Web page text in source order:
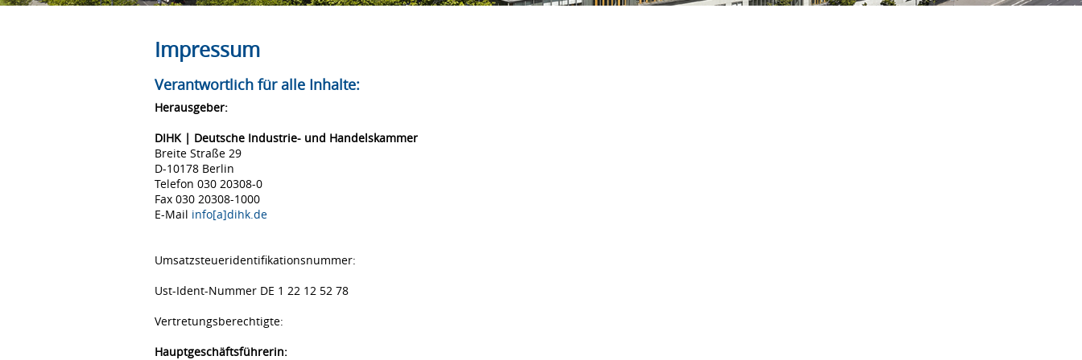
Impressum
Verantwortlich für alle Inhalte:
Herausgeber:
DIHK | Deutsche Industrie- und Handelskammer
Breite Straße 29
D-10178 Berlin
Telefon 030 20308-0
Fax 030 20308-1000
E-Mail info[a]dihk.de
Umsatzsteueridentifikationsnummer:
Ust-Ident-Nummer DE 1 22 12 52 78
Vertretungsberechtigte:
Hauptgeschäftsführerin: